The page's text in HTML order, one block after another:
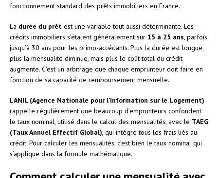
fonctionnement standard des prêts immobiliers en France.
La durée du prêt est une variable tout aussi déterminante. Les
crédits immobiliers s’étalent généralement sur 15 à 25 ans , parfois
jusqu’à 30 ans pour les primo-accédants. Plus la durée est longue,
plus la mensualité diminue, mais plus le coût total du crédit
augmente. C’est un arbitrage que chaque emprunteur doit faire en
fonction de sa capacité de remboursement mensuelle.
L’ANIL (Agence Nationale pour l’Information sur le Logement)
rappelle régulièrement que beaucoup d’emprunteurs confondent
le taux nominal, utilisé dans le calcul des mensualités, avec le TAEG
(Taux Annuel Effectif Global) , qui intègre tous les frais liés au
crédit. Pour calculer les mensualités, c’est bien le taux nominal qui
s’applique dans la formule mathématique.